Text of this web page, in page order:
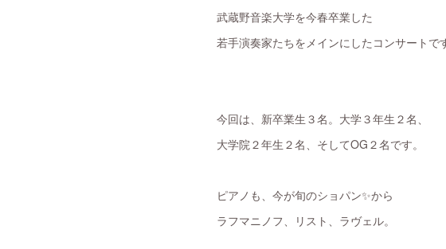
武蔵野音楽大学を今春卒業した
若手演奏家たちをメインにしたコンサートで
今回は、新卒業生３名。大学３年生２名、
大学院２年生２名、そしてOG２名です。
ピアノも、今が旬のショパン✨から
ラフマニノフ、リスト、ラヴェル。